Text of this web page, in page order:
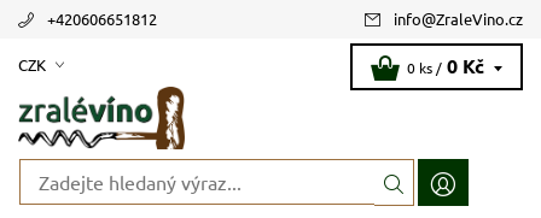
+420606651812 info@ZraleVino.cz
CZK 0 ks / 0 Kč